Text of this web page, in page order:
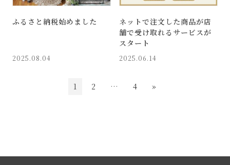
ふるさと納税始めました
2025.08.04
ネットで注文した商品が店
舗で受け取れるサービスが
スタート
2025.06.14
1 2 … 4 »